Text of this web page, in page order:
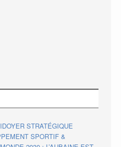
STRATÉGIQUE
SPORTIF &